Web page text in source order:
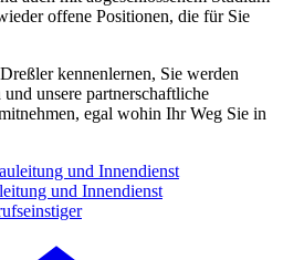
offene Positionen, die für Sie
kennenlernen, Sie werden
unsere partnerschaftliche
egal wohin Ihr Weg Sie in
und Innendienst
und Innendienst